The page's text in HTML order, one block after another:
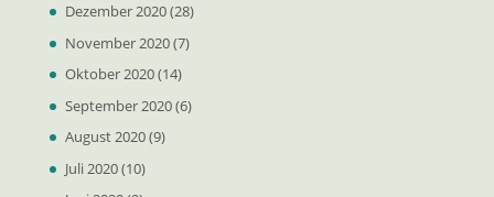
Dezember 2020(28)
November 2020(7)
Oktober 2020(14)
September 2020(6)
August 2020(9)
Juli 2020(10)